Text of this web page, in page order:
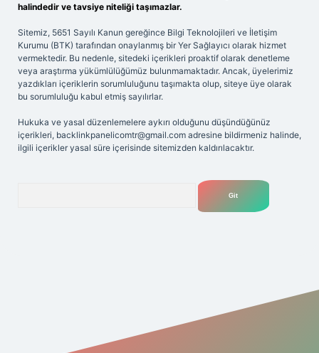
halindedir ve tavsiye niteliği taşımazlar.
Sitemiz, 5651 Sayılı Kanun gereğince Bilgi Teknolojileri ve İletişim
Kurumu (BTK) tarafından onaylanmış bir Yer Sağlayıcı olarak hizmet
vermektedir. Bu nedenle, sitedeki içerikleri proaktif olarak denetleme
veya araştırma yükümlülüğümüz bulunmamaktadır. Ancak, üyelerimiz
yazdıkları içeriklerin sorumluluğunu taşımakta olup, siteye üye olarak
bu sorumluluğu kabul etmiş sayılırlar.
Hukuka ve yasal düzenlemelere aykırı olduğunu düşündüğünüz
içerikleri, backlinkpanelicomtr@gmail.com adresine bildirmeniz halinde,
ilgili içerikler yasal süre içerisinde sitemizden kaldırılacaktır.